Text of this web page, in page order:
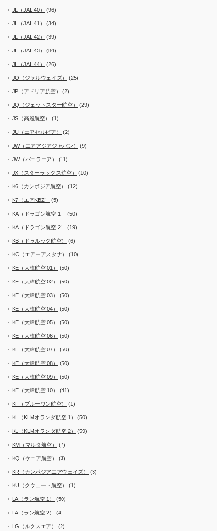
JL（JAL 40） (96)
JL（JAL 41） (34)
JL（JAL 42） (39)
JL（JAL 43） (84)
JL（JAL 44） (26)
JO（ジャルウェイズ） (25)
JP（アドリア航空） (2)
JQ（ジェットスター航空） (29)
JS（高麗航空） (1)
JU（エアセルビア） (2)
JW（エアアジアジャパン） (9)
JW（バニラエア） (11)
JX（スターラックス航空） (10)
K6（カンボジア航空） (12)
K7（エアKBZ） (5)
KA（ドラゴン航空 1） (50)
KA（ドラゴン航空 2） (19)
KB（ドゥルック航空） (6)
KC（エアーアスタナ） (10)
KE（大韓航空 01） (50)
KE（大韓航空 02） (50)
KE（大韓航空 03） (50)
KE（大韓航空 04） (50)
KE（大韓航空 05） (50)
KE（大韓航空 06） (50)
KE（大韓航空 07） (50)
KE（大韓航空 08） (50)
KE（大韓航空 09） (50)
KE（大韓航空 10） (41)
KF（ブルーワン航空） (1)
KL（KLMオランダ航空 1） (50)
KL（KLMオランダ航空 2） (59)
KM（マルタ航空） (7)
KQ（ケニア航空） (3)
KR（カンボジアエアウェイズ） (3)
KU（クウェート航空） (1)
LA（ラン航空 1） (50)
LA（ラン航空 2） (4)
LG（ルクスエア） (2)